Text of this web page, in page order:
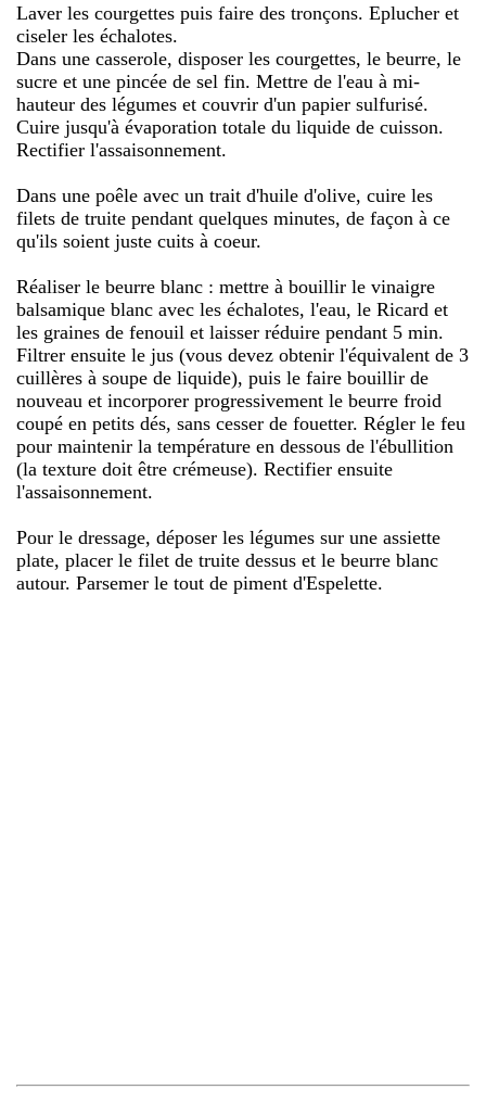
Laver les courgettes puis faire des tronçons. Eplucher et
ciseler les échalotes.
Dans une casserole, disposer les courgettes, le beurre, le
sucre et une pincée de sel fin. Mettre de l'eau à mi-
hauteur des légumes et couvrir d'un papier sulfurisé.
Cuire jusqu'à évaporation totale du liquide de cuisson.
Rectifier l'assaisonnement.
Dans une poêle avec un trait d'huile d'olive, cuire les
filets de truite pendant quelques minutes, de façon à ce
qu'ils soient juste cuits à coeur.
Réaliser le beurre blanc : mettre à bouillir le vinaigre
balsamique blanc avec les échalotes, l'eau, le Ricard et
les graines de fenouil et laisser réduire pendant 5 min.
Filtrer ensuite le jus (vous devez obtenir l'équivalent de 3
cuillères à soupe de liquide), puis le faire bouillir de
nouveau et incorporer progressivement le beurre froid
coupé en petits dés, sans cesser de fouetter. Régler le feu
pour maintenir la température en dessous de l'ébullition
(la texture doit être crémeuse). Rectifier ensuite
l'assaisonnement.
Pour le dressage, déposer les légumes sur une assiette
plate, placer le filet de truite dessus et le beurre blanc
autour. Parsemer le tout de piment d'Espelette.